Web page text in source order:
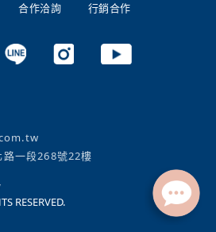
一段268號22樓
合作洽詢
行銷合作
RESERVED.